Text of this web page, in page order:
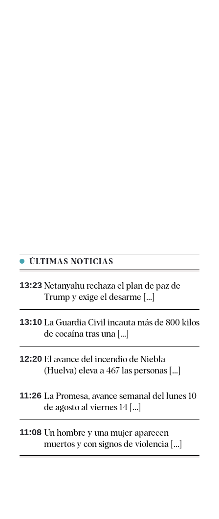
ÚLTIMAS NOTICIAS
13:23 Netanyahu rechaza el plan de paz de
Trump y exige el desarme [...]
13:10 La Guardia Civil incauta más de 800 kilos
de cocaína tras una [...]
12:20 El avance del incendio de Niebla
(Huelva) eleva a 467 las personas [...]
11:26 La Promesa, avance semanal del lunes 10
de agosto al viernes 14 [...]
11:08 Un hombre y una mujer aparecen
muertos y con signos de violencia [...]